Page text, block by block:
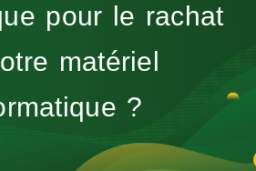
pour le rachat
matériel
?